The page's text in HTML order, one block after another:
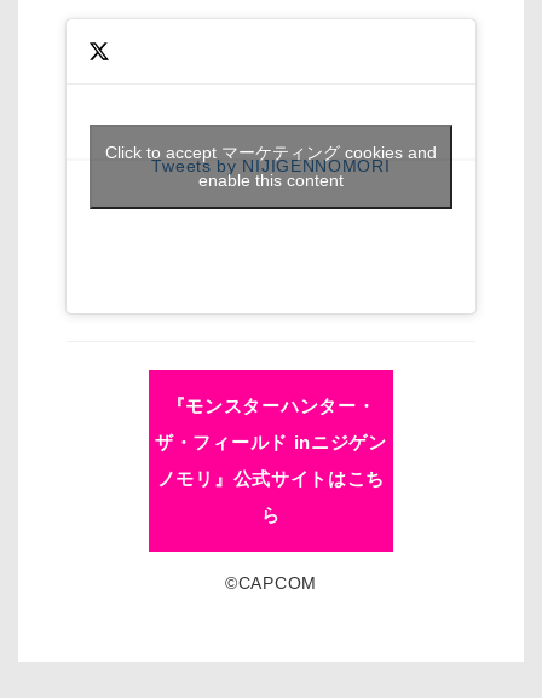
Tweets by NIJIGENNOMORI
Click to accept マーケティング cookies and
enable this content
『モンスターハンター・
ザ・フィールド inニジゲン
ノモリ』公式サイトはこち
ら
©CAPCOM